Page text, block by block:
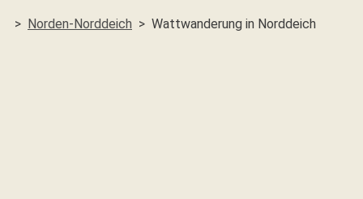
Norden-Norddeich Wattwanderung in Norddeich